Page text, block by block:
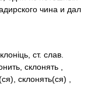
чина и дал
ст. слав.
склонять ,
склонять(ся) ,